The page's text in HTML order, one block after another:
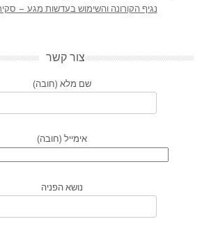
נגיף הקורונה והשימוש בעדשות מגע –
צור קשר
שם מלא (חובה)
אימייל (חובה)
נושא הפניה